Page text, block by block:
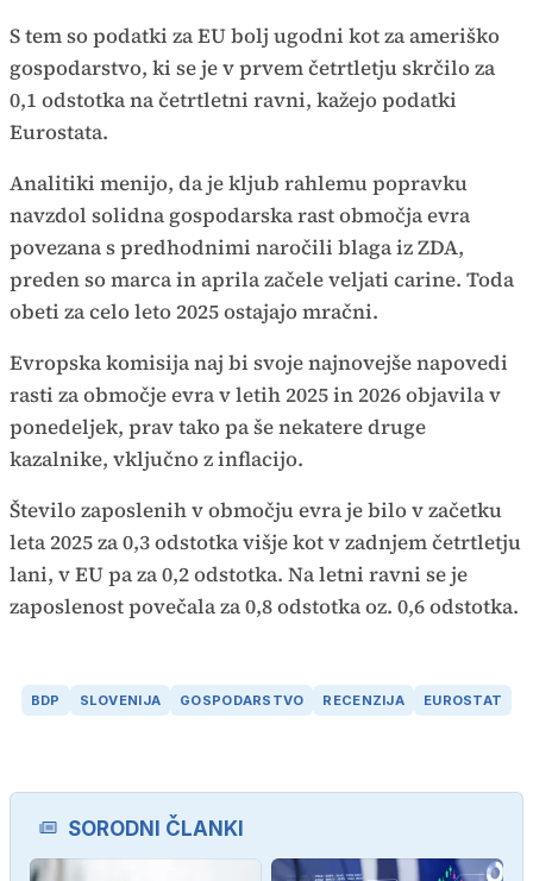
S tem so podatki za EU bolj ugodni kot za ameriško
gospodarstvo, ki se je v prvem četrtletju skrčilo za
0,1 odstotka na četrtletni ravni, kažejo podatki
Eurostata.
Analitiki menijo, da je kljub rahlemu popravku
navzdol solidna gospodarska rast območja evra
povezana s predhodnimi naročili blaga iz ZDA,
preden so marca in aprila začele veljati carine. Toda
obeti za celo leto 2025 ostajajo mračni.
Evropska komisija naj bi svoje najnovejše napovedi
rasti za območje evra v letih 2025 in 2026 objavila v
ponedeljek, prav tako pa še nekatere druge
kazalnike, vključno z inflacijo.
Število zaposlenih v območju evra je bilo v začetku
leta 2025 za 0,3 odstotka višje kot v zadnjem četrtletju
lani, v EU pa za 0,2 odstotka. Na letni ravni se je
zaposlenost povečala za 0,8 odstotka oz. 0,6 odstotka.
BDP SLOVENIJA GOSPODARSTVO RECENZIJA EUROSTAT
SORODNI ČLANKI